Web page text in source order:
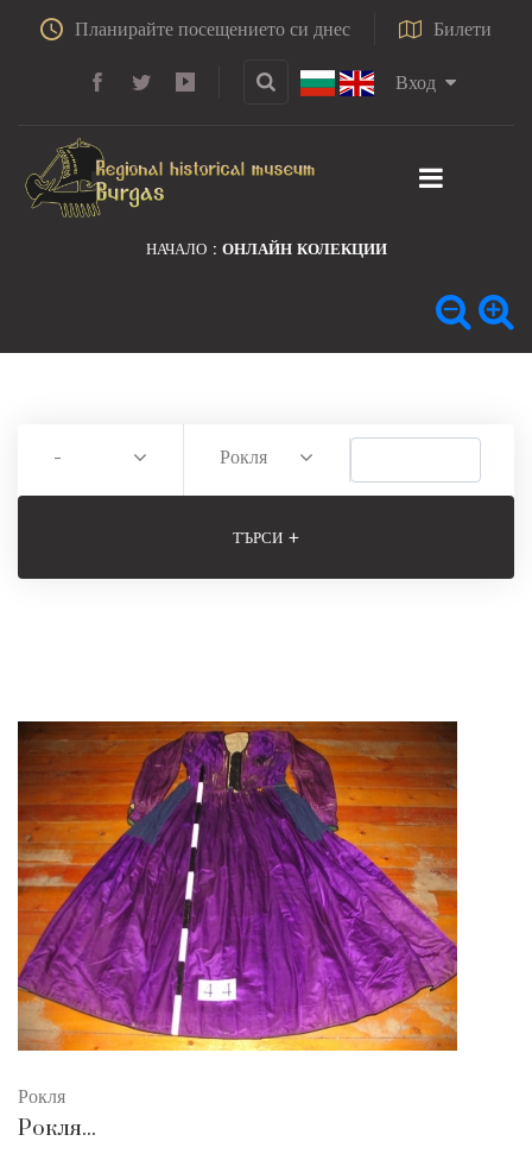
Планирайте посещението си днес Билети
Вход
НАЧАЛО ОНЛАЙН КОЛЕКЦИИ
- Рокля
ТЪРСИ +
Рокля
Рокля...